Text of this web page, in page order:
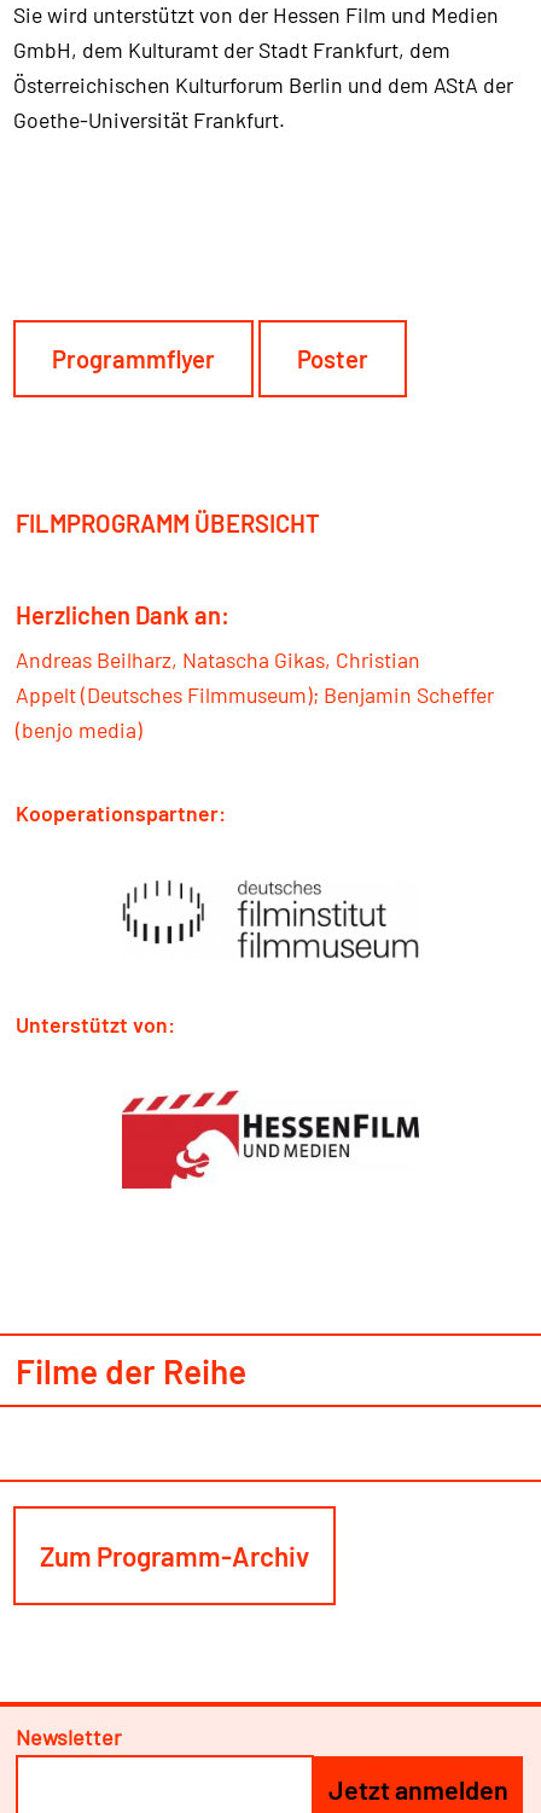
Sie wird unterstützt von der Hessen Film und Medien
GmbH, dem Kulturamt der Stadt Frankfurt, dem
Österreichischen Kulturforum Berlin und dem AStA der
Goethe-Universität Frankfurt.
Programmflyer Poster
FILMPROGRAMM ÜBERSICHT
Herzlichen Dank an:
Andreas Beilharz, Natascha Gikas, Christian
Appelt (Deutsches Filmmuseum); Benjamin Scheffer
(benjo media)
Kooperationspartner:
Unterstützt von:
Filme der Reihe
Zum Programm-Archiv
Newsletter